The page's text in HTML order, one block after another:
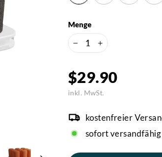
Menge
+
Normaler
Preis
$29.90
inkl. MwSt.
kostenfreier
sofort versandfähig